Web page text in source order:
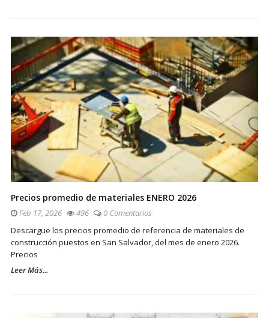
Precios promedio de materiales ENERO 2026
Feb 17, 2026 496
0 Comentarios
Descargue los precios promedio de referencia de materiales de
construcción puestos en San Salvador, del mes de enero 2026.
Precios
Leer Más...